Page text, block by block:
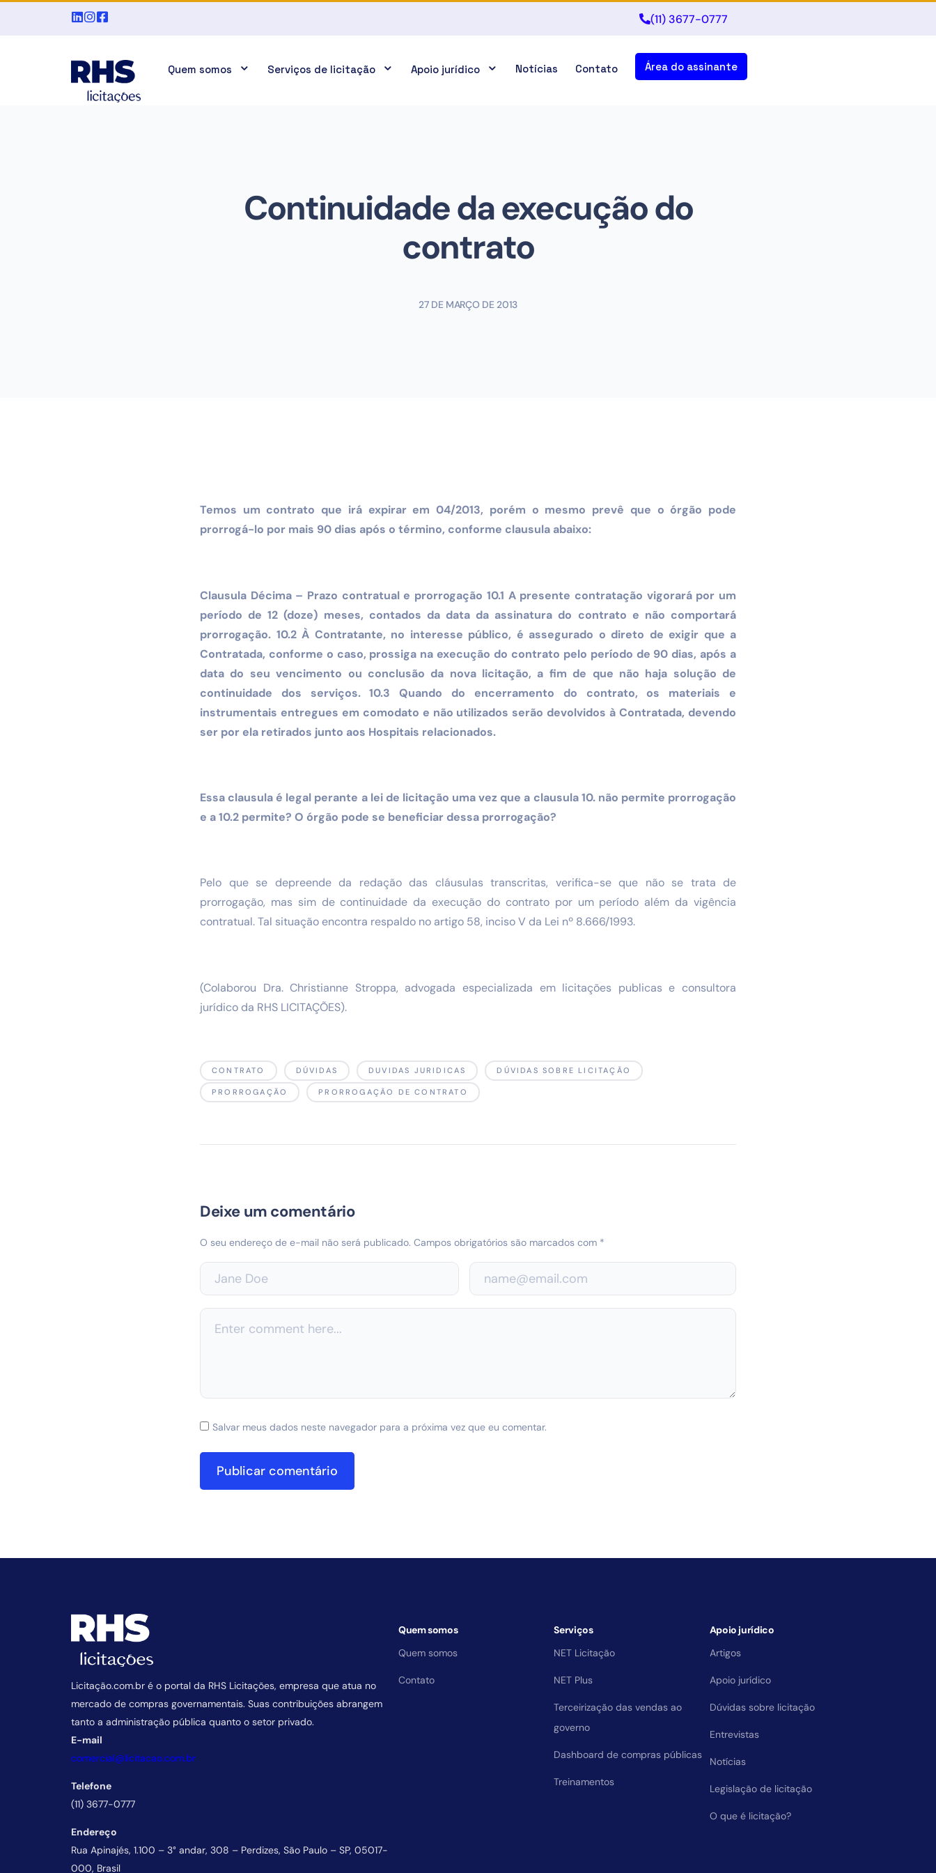
(11) 3677-0777
Quem somos Serviços de licitação Apoio jurídico Notícias Contato Área do assinante
Continuidade da execução do
contrato
27 DE MARÇO DE 2013
Temos um contrato que irá expirar em 04/2013, porém o mesmo prevê que o órgão pode
prorrogá-lo por mais 90 dias após o término, conforme clausula abaixo:
Clausula Décima – Prazo contratual e prorrogação 10.1 A presente contratação vigorará por um
período de 12 (doze) meses, contados da data da assinatura do contrato e não comportará
prorrogação. 10.2 À Contratante, no interesse público, é assegurado o direto de exigir que a
Contratada, conforme o caso, prossiga na execução do contrato pelo período de 90 dias, após a
data do seu vencimento ou conclusão da nova licitação, a fim de que não haja solução de
continuidade dos serviços. 10.3 Quando do encerramento do contrato, os materiais e
instrumentais entregues em comodato e não utilizados serão devolvidos à Contratada, devendo
ser por ela retirados junto aos Hospitais relacionados.
Essa clausula é legal perante a lei de licitação uma vez que a clausula 10. não permite prorrogação
e a 10.2 permite? O órgão pode se beneficiar dessa prorrogação?
Pelo que se depreende da redação das cláusulas transcritas, verifica-se que não se trata de
prorrogação, mas sim de continuidade da execução do contrato por um período além da vigência
contratual. Tal situação encontra respaldo no artigo 58, inciso V da Lei nº 8.666/1993.
(Colaborou Dra. Christianne Stroppa, advogada especializada em licitações publicas e consultora
jurídico da RHS LICITAÇÕES).
CONTRATO DÚVIDAS DUVIDAS JURIDICAS DÚVIDAS SOBRE LICITAÇÃO
PRORROGAÇÃO PRORROGAÇÃO DE CONTRATO
Deixe um comentário
O seu endereço de e-mail não será publicado. Campos obrigatórios são marcados com *
Salvar meus dados neste navegador para a próxima vez que eu comentar.
Licitação.com.br é o portal da RHS Licitações, empresa que atua no
mercado de compras governamentais. Suas contribuições abrangem
tanto a administração pública quanto o setor privado.
E-mail
comercial@licitacao.com.br
Telefone
(11) 3677-0777
Endereço
Rua Apinajés, 1.100 – 3° andar, 308 – Perdizes, São Paulo – SP, 05017-
000, Brasil
Quem somos
Quem somos
Contato
Serviços
NET Licitação
NET Plus
Terceirização das vendas ao
governo
Dashboard de compras públicas
Treinamentos
Apoio jurídico
Artigos
Apoio jurídico
Dúvidas sobre licitação
Entrevistas
Notícias
Legislação de licitação
O que é licitação?